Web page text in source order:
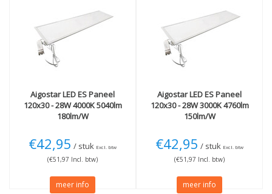
AigostarLED ES Paneel
120x30 - 28W 4000K 5040lm
180lm/W
€42,95 / stuk Excl. btw
(€51,97 Incl. btw)
meer info
AigostarLED ES Paneel
120x30 - 28W 3000K 4760lm
150lm/W
€42,95 / stuk Excl. btw
(€51,97 Incl. btw)
meer info